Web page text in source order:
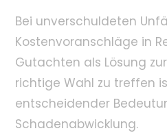
Bei unverschuldeten
Kostenvoranschläge in
Gutachten als Lösung
richtige Wahl zu treffen
entscheidender
Schadenabwicklung.